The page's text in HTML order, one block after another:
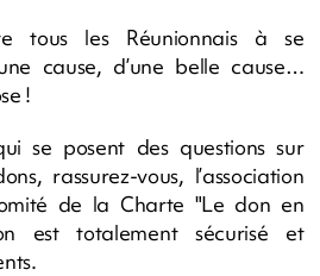
tous les Réunionnais à se
cause, d’une belle cause…
!
se posent des questions sur
rassurez-vous, l’association
de la Charte "Le don en
est totalement sécurisé et